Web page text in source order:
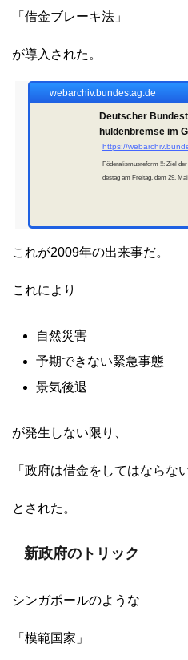
「借金ブレーキ法」
が導入された。
webarchiv.bundestag.de
Deutscher
huldenbremse im
Föderalismusreform !!: Ziel
destag am Freitag, dem 29.
これが2009年の出来事だ。
これにより
自然災害
予期できない緊急事態
景気後退
が発生しない限り、
「政府は借金をしてはならな
とされた。
新政府のトリック
シンガポールのような
「模範国家」